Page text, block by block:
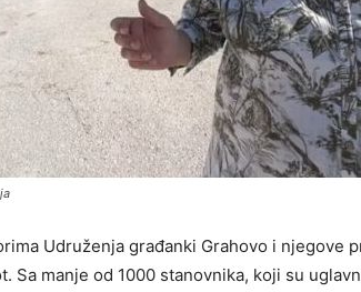
Udruženja građanki Grahovo i njegove
Sa manje od 1000 stanovnika, koji su